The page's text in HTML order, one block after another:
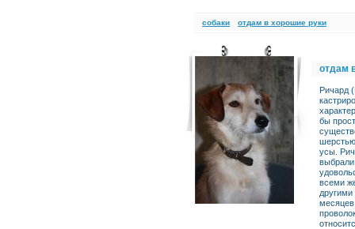
cобаки отдам в хорошие руки
отдам
Ричард
бы
шерстью
усы.
всеми